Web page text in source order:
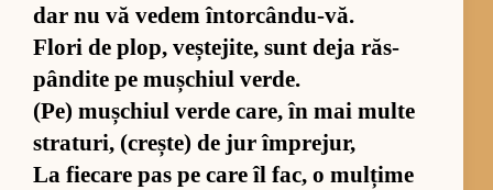
dar nu vă ve­dem în­torcân­du-vă.
Flori de plop, veș­te­ji­te, sunt deja răs­
pân­dite pe mu­ș­chiul ver­de.
(Pe) mu­ș­chiul verde ca­re, în mai multe
stra­tu­ri, (creș­te) de jur îm­pre­jur,
La fi­e­care pas pe care îl fac, o mul­țime